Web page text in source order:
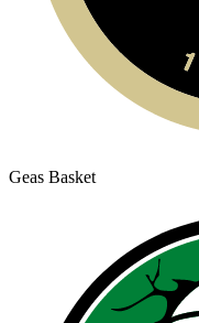
Geas Basket